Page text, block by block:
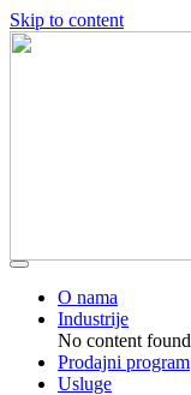
Skip to content
O nama
Industrije
No content found
Prodajni program
Usluge